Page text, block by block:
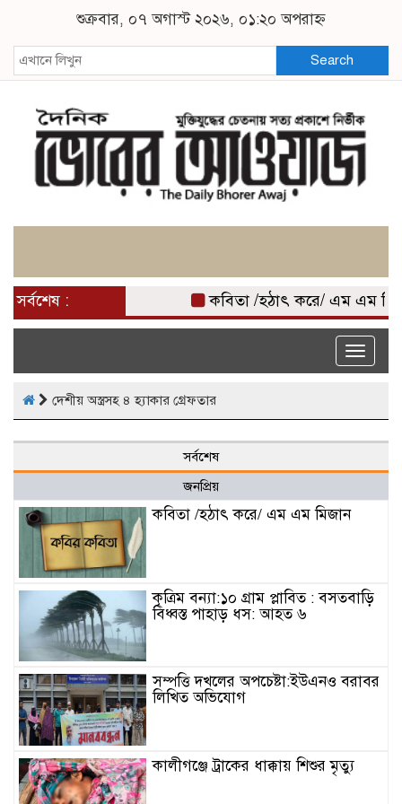
শুক্রবার, ০৭ অগাস্ট ২০২৬, ০১:২০ অপরাহ্ন
Search
সর্বশেষ : কবিতা /হঠাৎ করে/ এম এম
Toggle
দেশীয় অস্ত্রসহ ৪ হ্যাকার গ্রেফতার
সর্বশেষ
জনপ্রিয়
কবিতা /হঠাৎ করে/ এম এম মিজান
কৃত্রিম বন্যা:১০ গ্রাম প্লাবিত : বসতবাড়ি
বিধ্বস্ত পাহাড় ধস: আহত ৬
সম্পত্তি দখলের অপচেষ্টা:ইউএনও বরাবর
লিখিত অভিযোগ
কালীগঞ্জে ট্রাকের ধাক্কায় শিশুর মৃত্যু